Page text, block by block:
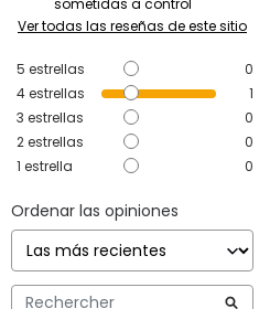
sometidas a control
Ver todas las reseñas de este sitio
5 estrellas
0
4estrellas
1
3 estrellas
0
2estrellas
0
1 estrella 0
Ordenar las opiniones